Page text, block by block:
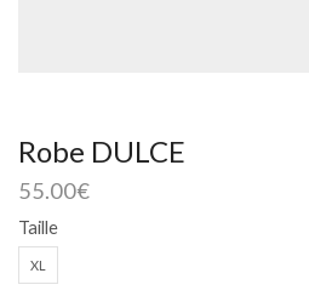
Robe DULCE
55.00€
Taille
XL